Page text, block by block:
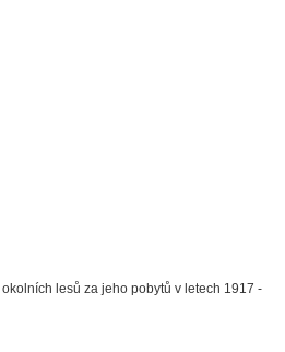
lesů za jeho pobytů v letech 1917 -